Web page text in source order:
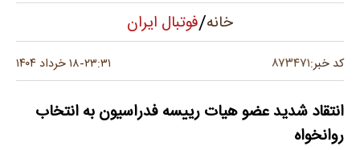
خانه/فوتبال ایران
کد خبر:۸۷۳۴۷۱ ۲۳:۳۱-۱۸ خرداد ۱۴۰۴
انتقاد شدید عضو هیات رییسه فدراسیون به انتخاب
روانخواه